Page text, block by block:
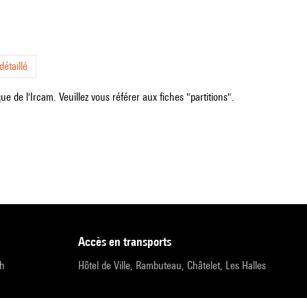
de l'Ircam. Veuillez vous référer aux fiches "partitions".
accès en transports
Hôtel de Ville, Rambuteau, Châtelet, Les Halles